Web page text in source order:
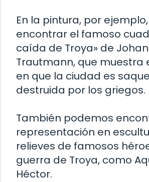
En la pintura, por
encontrar el famoso
caída de Troya» de
Trautmann, que muestra
en que la ciudad es
destruida por los griegos.
También podemos
representación en
relieves de famosos
guerra de Troya, como
Héctor.